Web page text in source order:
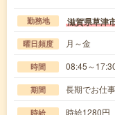
勤務地 滋賀県草津
曜日頻度 月～金
時間 08:45～
期間 長期でお仕
時給 時給1280円